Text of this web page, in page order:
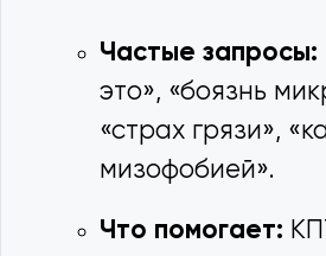
Частые запросы:
это», «боязнь
«страх грязи»,
мизофобией».
Что помогает: